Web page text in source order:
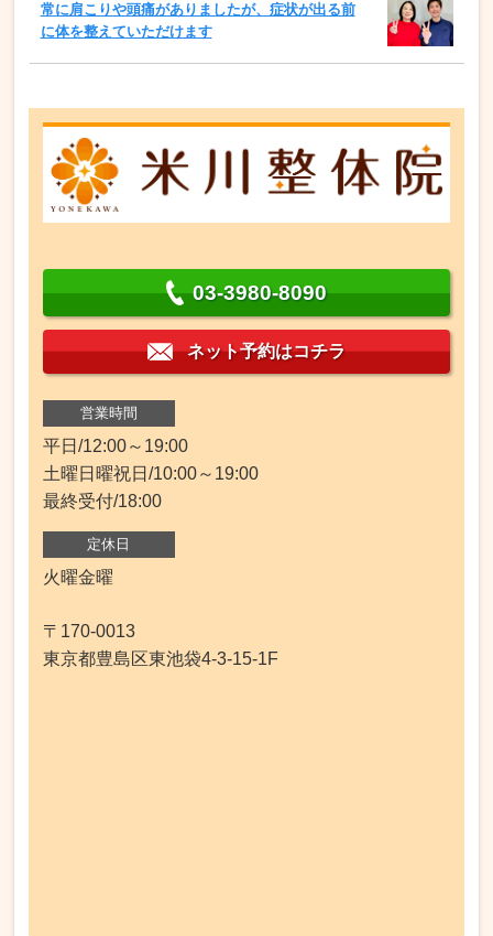
常に肩こりや頭痛がありましたが、症状が出る前
に体を整えていただけます
03-3980-8090
ネット予約はコチラ
営業時間
平日/12:00～19:00
土曜日曜祝日/10:00～19:00
最終受付/18:00
定休日
火曜金曜
〒170-0013
東京都豊島区東池袋4-3-15-1F